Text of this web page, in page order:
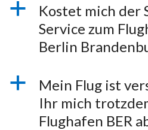
a
Kostet mich der
Service zum
Berlin
a
Mein Flug ist
Ihr mich
Flughafen BER